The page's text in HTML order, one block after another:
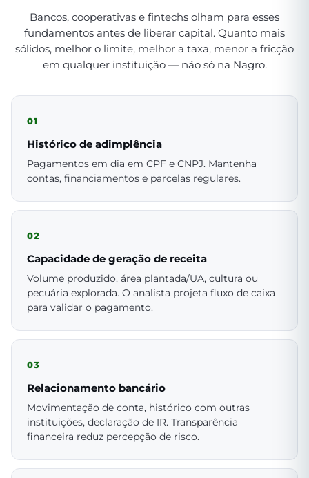
Bancos, cooperativas e fintechs olham para esses
fundamentos antes de liberar capital. Quanto mais
sólidos, melhor o limite, melhor a taxa, menor a fricção
em qualquer instituição — não só na Nagro.
01
Histórico de adimplência
Pagamentos em dia em CPF e CNPJ. Mantenha
contas, financiamentos e parcelas regulares.
02
Capacidade de geração de receita
Volume produzido, área plantada/UA, cultura ou
pecuária explorada. O analista projeta fluxo de caixa
para validar o pagamento.
03
Relacionamento bancário
Movimentação de conta, histórico com outras
instituições, declaração de IR. Transparência
financeira reduz percepção de risco.